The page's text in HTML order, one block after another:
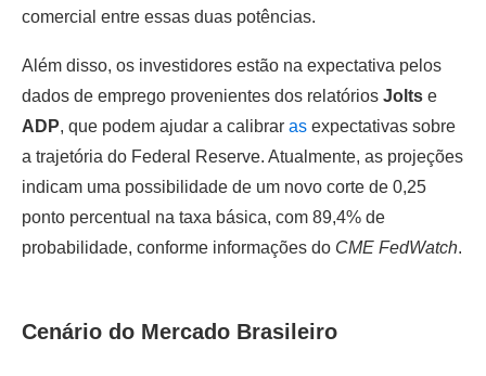
comercial entre essas duas potências.
Além disso, os investidores estão na expectativa pelos
dados de emprego provenientes dos relatórios Jolts e
ADP, que podem ajudar a calibrar as expectativas sobre
a trajetória do Federal Reserve. Atualmente, as projeções
indicam uma possibilidade de um novo corte de 0,25
ponto percentual na taxa básica, com 89,4% de
probabilidade, conforme informações do CME FedWatch.
Cenário do Mercado Brasileiro